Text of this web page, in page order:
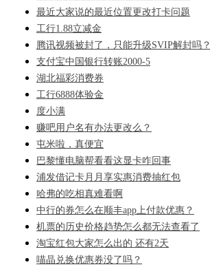
最近大家说的最近位置更改打卡问题
工行1.88立减金
腾讯视频被封了，只能升级SVIP解封吗？
支付宝中国银行转账2000-5
湖北福彩消费券
工行6888体验金
度小满
赚吧用户名有办法更改么？
屯米啦，真便宜
巴黎懂电脑帮看看这显卡咋回事
浦发借记卡月月享实惠消费抽红包
哈弗的吃相真难看啊
中行的券怎么在顺丰app上付款优惠？
机票的历史价格趋势怎么都无法查看了
淘宝红包大家怎么出的 还有2天
喵晶兑换优惠券没了吗？